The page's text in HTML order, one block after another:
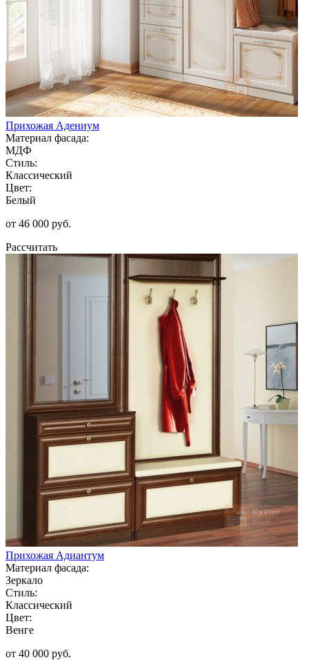
Прихожая Адениум
Материал фасада:
МДФ
Стиль:
Классический
Цвет:
Белый
от 46 000 руб.
Рассчитать
Прихожая Адиантум
Материал фасада:
Зеркало
Стиль:
Классический
Цвет:
Венге
от 40 000 руб.